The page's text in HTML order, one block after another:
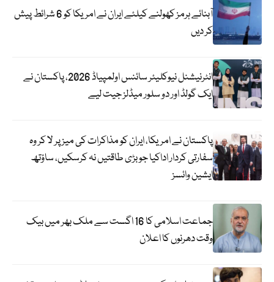
آبنائے ہرمز کھولنے کیلئے ایران نے امریکا کو 6 شرائط پیش
کر دیں
انٹرنیشنل نیوکلیئر سائنس اولمپیاڈ 2026، پاکستان نے
ایک گولڈ اور دو سلور میڈلز جیت لیے
پاکستان نے امریکا، ایران کو مذاکرات کی میز پر لا کر وہ
سفارتی کردار اداکیا جو بڑی طاقتیں نہ کرسکیں، ساؤتھ
ایشین وائسز
جماعت اسلامی کا 16 اگست سے ملک بھر میں بیک
وقت دھرنوں کا اعلان